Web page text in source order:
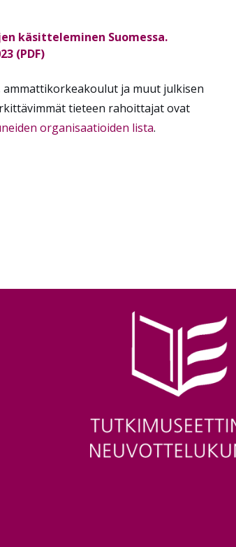
käsitteleminen Suomessa.
(PDF)
ja muut julkisen
tieteen rahoittajat ovat
organisaatioiden lista.